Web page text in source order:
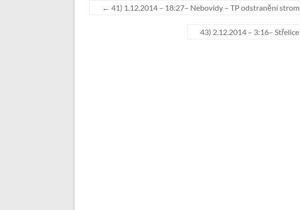
← 41) 1.12.2014 – 18:27– Nebovidy – TP odstranění
43) 2.12.2014 – 3:16–